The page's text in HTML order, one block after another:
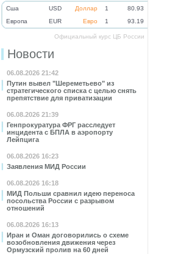
Cша USD Доллар 1
80.93
Eвропа
EUR Евро 1 93.19
Официальный курс ЦБ России
Новости
06.08.2026 21:42
Путин вывел "Шереметьево" из
стратегического списка с целью снять
препятствие для приватизации
06.08.2026 21:39
Генпрокуратура ФРГ расследует
инцидента с БПЛА в аэропорту
Лейпцига
06.08.2026 16:23
Заявления МИД России
06.08.2026 16:18
МИД Польши сравнил идею переноса
посольства России с разрывом
отношений
06.08.2026 16:13
Иран и Оман договорились о схеме
возобновления движения через
Ормузский пролив на 60 дней